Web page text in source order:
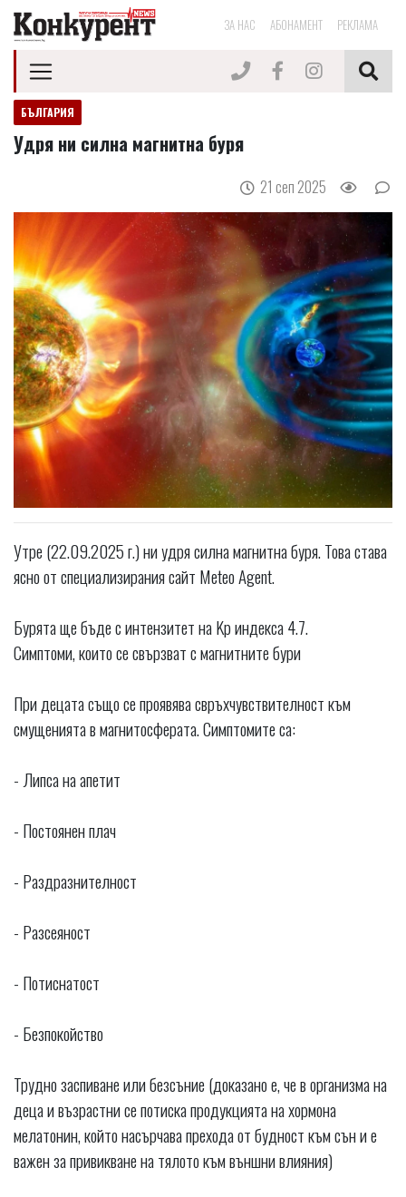
ЗА НАС АБОНАМЕНТ РЕКЛАМА
БЪЛГАРИЯ
Удря ни силна магнитна буря
21 сеп 2025
Утре (22.09.2025 г.) ни удря силна магнитна буря. Това става
ясно от специализирания сайт Meteo Agent.
Бурята ще бъде с интензитет на Kp индекса 4.7.
Симптоми, които се свързват с магнитните бури
При децата също се проявява свръхчувствителност към
смущенията в магнитосферата. Симптомите са:
- Липса на апетит
- Постоянен плач
- Раздразнителност
- Разсеяност
- Потиснатост
- Безпокойство
Трудно заспиване или безсъние (доказано е, че в организма на
деца и възрастни се потиска продукцията на хормона
мелатонин, който насърчава прехода от будност към сън и е
важен за привикване на тялото към външни влияния)